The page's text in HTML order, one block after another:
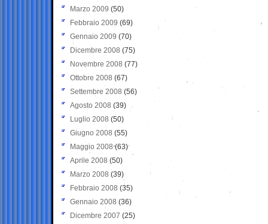
Marzo 2009 (50)
Febbraio 2009 (69)
Gennaio 2009 (70)
Dicembre 2008 (75)
Novembre 2008 (77)
Ottobre 2008 (67)
Settembre 2008 (56)
Agosto 2008 (39)
Luglio 2008 (50)
Giugno 2008 (55)
Maggio 2008(63)
Aprile 2008 (50)
Marzo 2008 (39)
Febbraio 2008 (35)
Gennaio 2008 (36)
Dicembre 2007 (25)